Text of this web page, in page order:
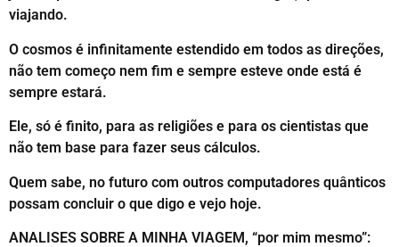
viajando.
O cosmos é infinitamente estendido em todos as direções,
não tem começo nem fim e sempre esteve onde está é
sempre estará.
Ele, só é finito, para as religiões e para os cientistas que
não tem base para fazer seus cálculos.
Quem sabe, no futuro com outros computadores quânticos
possam concluir o que digo e vejo hoje.
ANALISES SOBRE A MINHA VIAGEM, “por mim mesmo”: